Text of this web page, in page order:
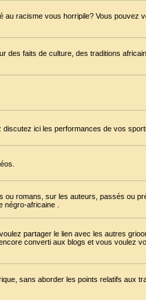
au racisme vous horripile? Vous pouvez
des faits de culture, des traditions
ici les performances de vos
romans, sur les auteurs, passés ou
africaine .
partager le lien avec les autres
converti aux blogs et vous voulez
sans aborder les points relatifs aux